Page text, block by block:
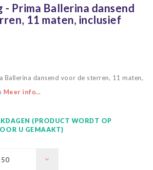
- Prima Ballerina dansend
11 maten, inclusief
Ballerina dansend voor de sterren, 11 maten,
Meer info...
(PRODUCT WORDT OP
U GEMAAKT)